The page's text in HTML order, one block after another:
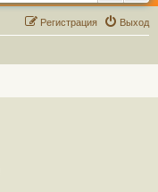
Выход
Регистрация